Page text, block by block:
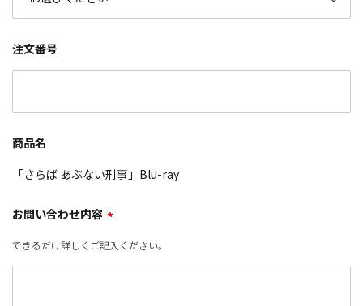
注文番号
商品名
「さらば あぶない刑事」Blu-ray
お問い合わせ内容 *
できるだけ詳しくご記入ください。